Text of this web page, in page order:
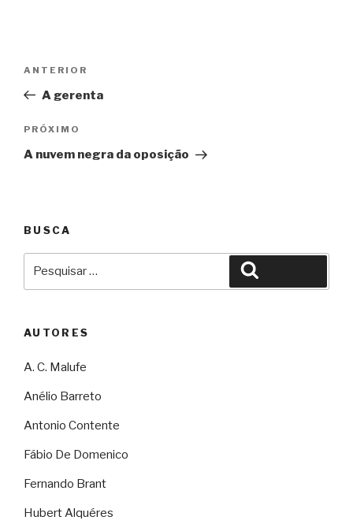
Post
Anterior
ANTERIOR
A gerenta
Próximo
PRÓXIMO
A nuvem negra da oposição
BUSCA
AUTORES
A. C. Malufe
Anélio Barreto
Antonio Contente
Fábio De Domenico
Fernando Brant
Hubert Alquéres